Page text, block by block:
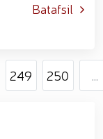
Batafsil
249 250 ...